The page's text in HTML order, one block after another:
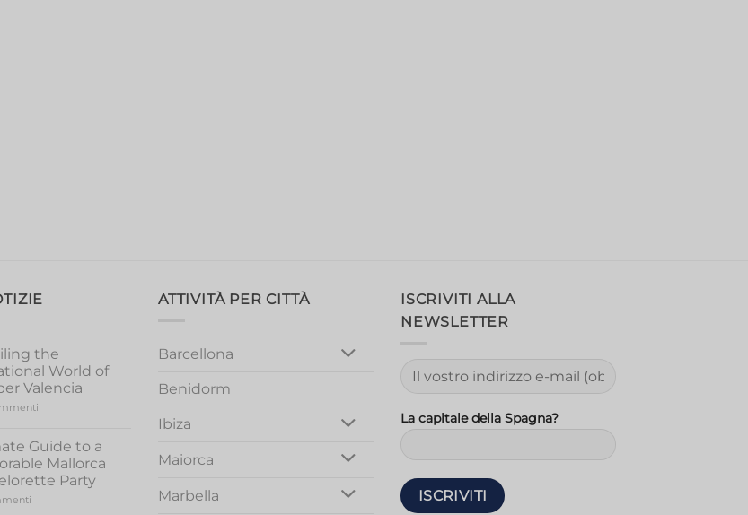
the
World of
Valencia
Sensational
World
of
Stripper
Valencia
Guide to a
Mallorca
Party
ATTIVITÀ PER CITTÀ
Barcellona
Benidorm
Ibiza
Maiorca
Marbella
ISCRIVITI ALLA
NEWSLETTER
La capitale della Spagna?